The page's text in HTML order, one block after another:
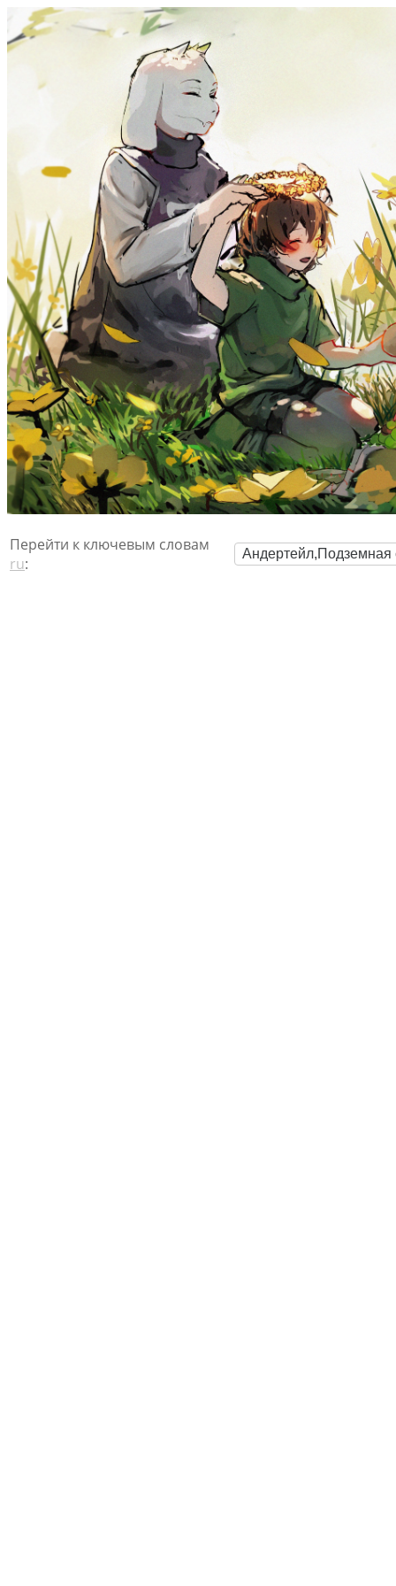
Перейти к ключевым словам
ru:
Андертейл,Подземная